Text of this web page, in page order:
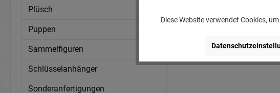
Plüsch
Puppen
Sammelfiguren
Schlüsselanhänger
Sonderanfertigungen
Diese Website verwendet Cookies,